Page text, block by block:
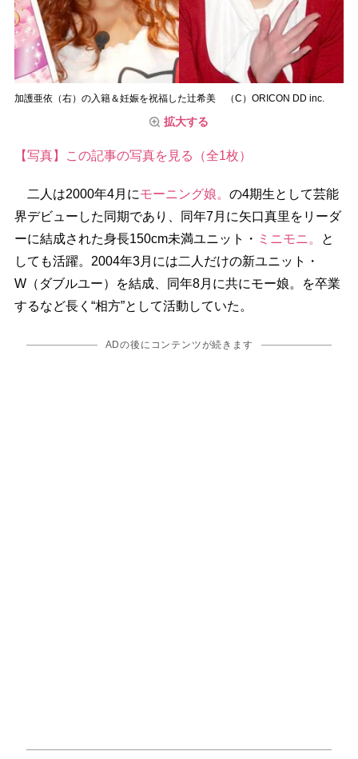
加護亜依（右）の入籍＆妊娠を祝福した辻希美 （C）ORICON DD inc.
拡大する
【写真】この記事の写真を見る（全1枚）
二人は2000年4月にモーニング娘。 の4期生として芸能
界デビューした同期であり、同年7月に矢口真里をリーダ
ーに結成された身長150cm未満ユニット・ ミニモニ。
と
しても活躍。2004年3月には二人だけの新ユニット・
W（ダブルユー）を結成、同年8月に共にモー娘。を卒業
するなど長く“相方”として活動していた。
ADの後にコンテンツが続きます